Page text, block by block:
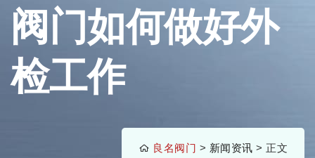
阀门如何做好外
检工作
良名阀门 > 新闻资讯 > 正文